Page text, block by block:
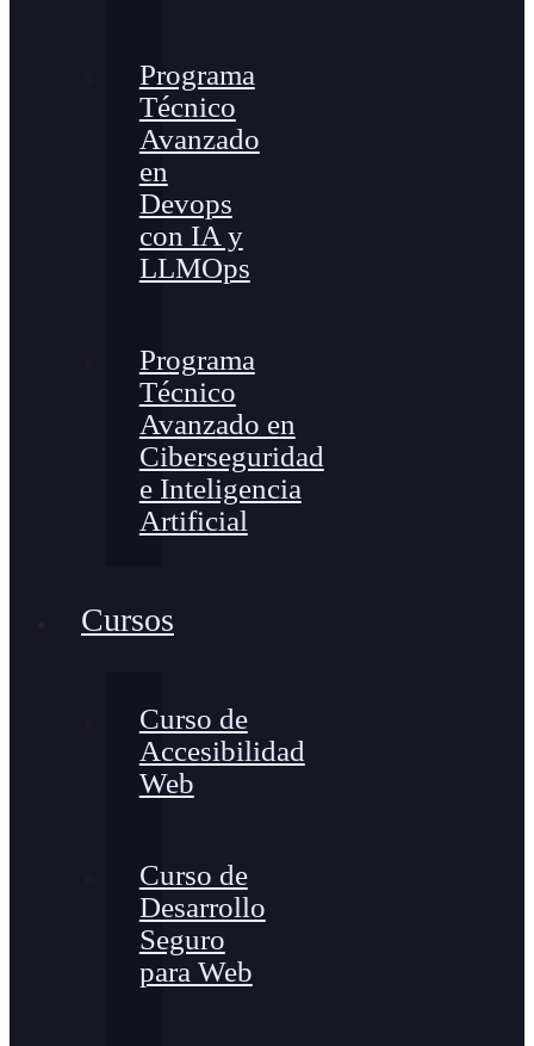
Programa
Técnico
Avanzado
en
Devops
con IA y
LLMOps
Programa
Técnico
Avanzado en
Ciberseguridad
e Inteligencia
Artificial
Cursos
Curso de
Accesibilidad
Web
Curso de
Desarrollo
Seguro
para Web